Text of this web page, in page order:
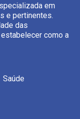
em
e pertinentes.
das
como a
Saúde